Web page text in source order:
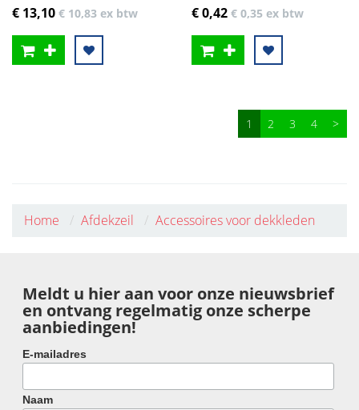
€ 13,10 € 10,83 ex btw € 0,42 € 0,35 ex btw
1 2 3 4 >
Home Afdekzeil Accessoires voor dekkleden
Meldt u hier aan voor onze nieuwsbrief
en ontvang regelmatig onze scherpe
aanbiedingen!
E-mailadres
Naam